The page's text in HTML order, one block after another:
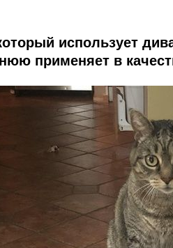
использует
применяет в